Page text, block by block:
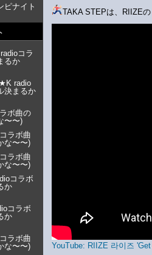
ピナイト
コラ
るか
radio
決まるか
ボ曲の
〜〜)
ラボ曲
な〜〜)
ラボ曲
な〜〜)
コラボ
か
コラボ
か
ラボ曲
な〜〜)
TAKA STEPは、RIIZE
YouTube: RIIZE 라이즈